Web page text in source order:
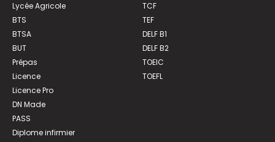
Lycée Agricole
BTS
BTSA
BUT
Prépas
Licence
Licence Pro
DN Made
PASS
Diplome infirmier
TCF
TEF
DELF B1
DELF B2
TOEIC
TOEFL